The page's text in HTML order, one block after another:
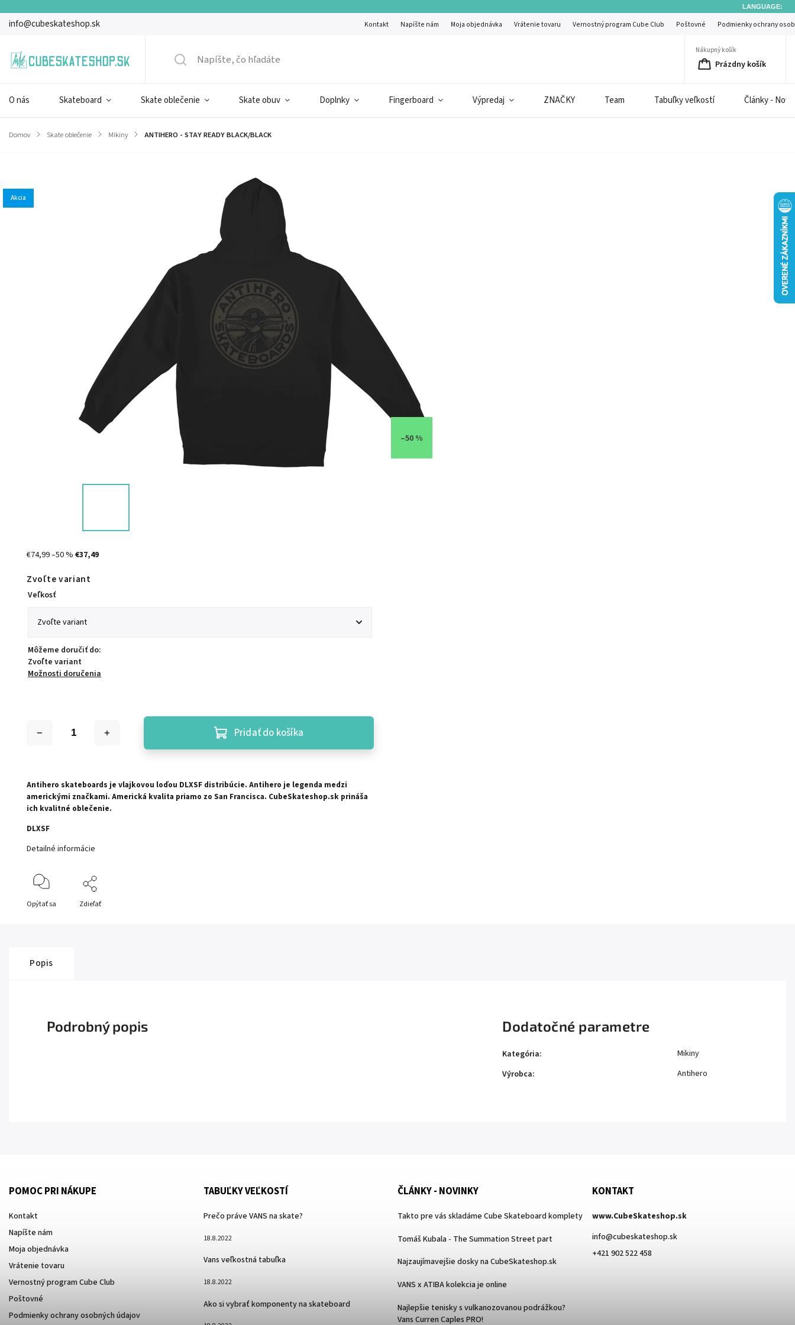
LANGUAGE:
info@cubeskateshop.sk Kontakt Napíšte nám Moja objednávka Vrátenie tovaru Vernostný program Cube Club Poštovné Podmienky ochrany
Nákupný košík
Prázdny košík
O nás Skateboard Skate oblečenie Skate obuv Doplnky Fingerboard Výpredaj ZNAČKY Team Tabuľky veľkostí Články -
Domov / Skate oblečenie / Mikiny / ANTIHERO - STAY READY BLACK/BLACK
Akcia
–50 %
€74,99–50 %€37,49
Zvoľte variant
Veľkosť
Môžeme doručiť do:
Zvoľte variant
Možnosti doručenia
Pridať do košíka
Antihero skateboards je vlajkovou loďou DLXSF distribúcie.Antihero je legenda medzi
americkými značkami. Americká kvalita priamo zo San Francisca. CubeSkateshop.sk prináša
ich kvalitné oblečenie.
DLXSF
Detailné informácie
Opýtať sa Zdieľať
Popis
Podrobný popis Dodatočné parametre
Kategória:
Mikiny
Výrobca: Antihero
POMOC PRI NÁKUPE
Kontakt
Napíšte nám
Moja objednávka
Vrátenie tovaru
Vernostný program Cube Club
Poštovné
Podmienky ochrany osobných údajov
TABUĽKY VEĽKOSTÍ
Prečo práve VANS na skate?
18.8.2022
Vans veľkostná tabuľka
18.8.2022
Ako si vybrať komponenty na skateboard
ČLÁNKY - NOVINKY
Takto pre vás skladáme Cube Skateboard komplety
Tomáš Kubala - The Summation Street part
Najzaujímavejšie dosky na CubeSkateshop.sk
VANS x ATIBA kolekcia je online
Najlepšie tenisky s vulkanozovanou podrážkou?
Vans Curren Caples PRO!
KONTAKT
www.CubeSkateshop.sk
info@cubeskateshop.sk
+421 902 522 458